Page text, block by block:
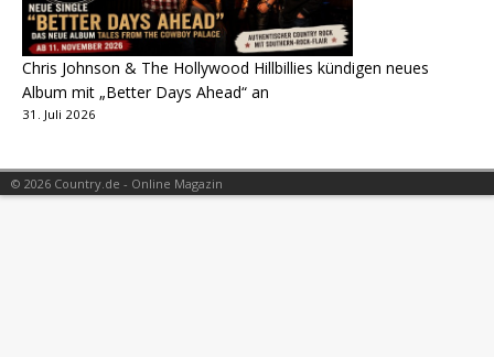
Chris Johnson & The Hollywood Hillbillies kündigen neues
Album mit „Better Days Ahead“ an
31. Juli 2026
© 2026 Country.de - Online Magazin